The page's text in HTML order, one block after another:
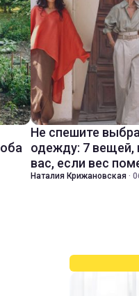
Не спешите
одежду: 7 вещей,
вас, если вес
Наталия Крижановская ·